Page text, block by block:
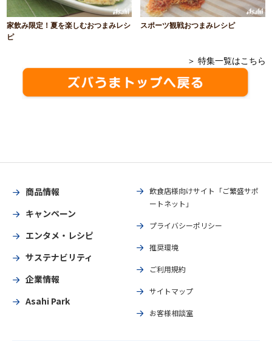
家飲み限定！夏を楽しむおつまみレシ
ピ
スポーツ観戦おつまみレシピ
＞ 特集一覧はこちら
商品情報
キャンペーン
エンタメ・レシピ
サステナビリティ
企業情報
Asahi Park
飲食店様向けサイト「ご繁盛サポ
ートネット」
プライバシーポリシー
推奨環境
ご利用規約
サイトマップ
お客様相談室